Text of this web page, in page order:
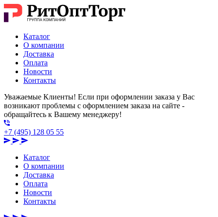
Каталог
О компании
Доставка
Оплата
Новости
Контакты
Уважаемые Клиенты! Если при оформлении заказа у Вас
возникают проблемы с оформлением заказа на сайте -
обращайтесь к Вашему менеджеру!
+7 (495) 128 05 55
Каталог
О компании
Доставка
Оплата
Новости
Контакты